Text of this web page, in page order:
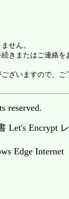
せん。
きまたはご連絡を
ざいますので、ご
reserved.
Let's Encrypt
Edge Internet